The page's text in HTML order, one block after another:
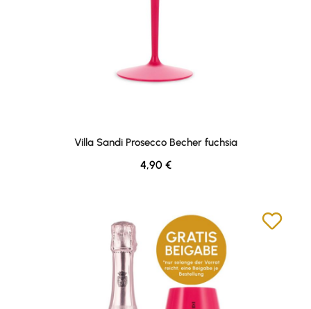
Villa Sandi Prosecco Becher fuchsia
Regulärer Preis:
4,90 €